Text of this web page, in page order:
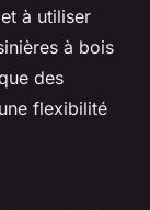
à utiliser
à bois
des
flexibilité